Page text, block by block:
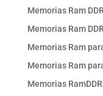
Memorias Ram
Memorias Ram
Memorias Ram
Memorias Ram
Memorias